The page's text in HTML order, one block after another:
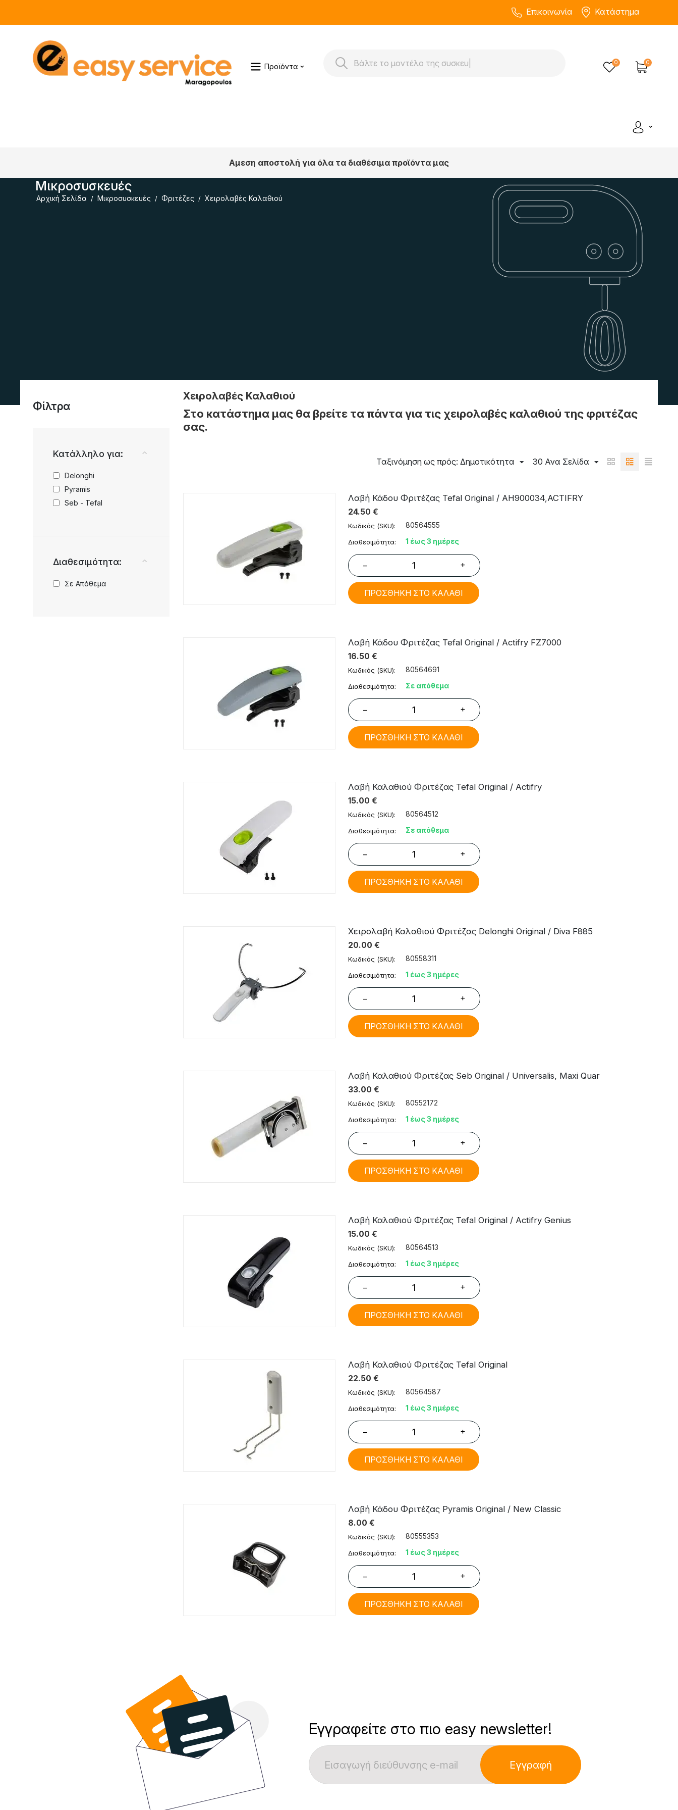
Επικοινωνία Κατάστημα
Προϊόντα 0
0
Αμεση αποστολή για όλα τα διαθέσιμα προϊόντα μας
Αρχική Σελίδα / Μικροσυσκευές / Φριτέζες / Χειρολαβές Καλαθιού
Μικροσυσκευές
Φίλτρα
Κατάλληλο για:
Delonghi
Pyramis
Seb - Tefal
Διαθεσιμότητα:
Σε Απόθεμα
Χειρολαβές Καλαθιού
Στο κατάστημα μας θα βρείτε τα πάντα για τις χειρολαβές καλαθιού της φριτέζας
σας.
Ταξινόμηση ως πρός: Δημοτικότητα 30 Ανα Σελίδα
Λαβή Κάδου Φριτέζας Tefal Original / AH900034,ACTIFRY
24.50 €
Κωδικός (SKU): 80564555
Διαθεσιμότητα: 1 έως 3 ημέρες
− +
ΠΡΟΣΘΗΚΗ ΣΤΟ ΚΑΛΑΘΙ
Λαβή Κάδου Φριτέζας Tefal Original / Actifry FZ7000
16.50 €
Κωδικός (SKU): 80564691
Διαθεσιμότητα: Σε απόθεμα
− +
ΠΡΟΣΘΗΚΗ ΣΤΟ ΚΑΛΑΘΙ
Λαβή Καλαθιού Φριτέζας Tefal Original / Actifry
15.00 €
Κωδικός (SKU): 80564512
Διαθεσιμότητα: Σε απόθεμα
− +
ΠΡΟΣΘΗΚΗ ΣΤΟ ΚΑΛΑΘΙ
Χειρολαβή Καλαθιού Φριτέζας Delonghi Original / Diva F885
20.00 €
Κωδικός (SKU): 80558311
Διαθεσιμότητα: 1 έως 3 ημέρες
− +
ΠΡΟΣΘΗΚΗ ΣΤΟ ΚΑΛΑΘΙ
Λαβή Καλαθιού Φριτέζας Seb Original / Universalis, Maxi Quar
33.00 €
Κωδικός (SKU): 80552172
Διαθεσιμότητα: 1 έως 3 ημέρες
− +
ΠΡΟΣΘΗΚΗ ΣΤΟ ΚΑΛΑΘΙ
Λαβή Καλαθιού Φριτέζας Tefal Original / Actifry Genius
15.00 €
Κωδικός (SKU): 80564513
Διαθεσιμότητα: 1 έως 3 ημέρες
− +
ΠΡΟΣΘΗΚΗ ΣΤΟ ΚΑΛΑΘΙ
Λαβή Καλαθιού Φριτέζας Tefal Original
22.50 €
Κωδικός (SKU): 80564587
Διαθεσιμότητα: 1 έως 3 ημέρες
− +
ΠΡΟΣΘΗΚΗ ΣΤΟ ΚΑΛΑΘΙ
Λαβή Κάδου Φριτέζας Pyramis Original / New Classic
8.00 €
Κωδικός (SKU): 80555353
Διαθεσιμότητα: 1 έως 3 ημέρες
− +
ΠΡΟΣΘΗΚΗ ΣΤΟ ΚΑΛΑΘΙ
Εγγραφείτε στο πιο easy newsletter!
Εγγραφή